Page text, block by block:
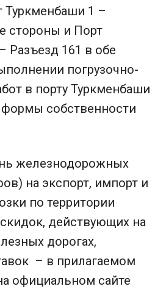
1 –
стороны и Порт
Разъезд 161 в обе
погрузочно-
в порту Туркменбаши
собственности
железнодорожных
на экспорт, импорт и
по территории
действующих на
дорогах,
– в прилагаемом
официальном сайте